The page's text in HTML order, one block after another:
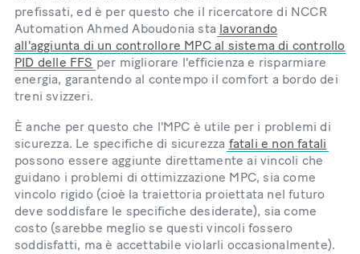
prefissati, ed è per questo che il ricercatore di NCCR
Automation Ahmed Aboudonia sta lavorando
all'aggiunta di un controllore MPC al sistema di controllo
PID delle FFS per migliorare l'efficienza e risparmiare
energia, garantendo al contempo il comfort a bordo dei
treni svizzeri.
È anche per questo che l'MPC è utile per i problemi di
sicurezza. Le specifiche di sicurezza fatali e non fatali
possono essere aggiunte direttamente ai vincoli che
guidano i problemi di ottimizzazione MPC, sia come
vincolo rigido (cioè la traiettoria proiettata nel futuro
deve soddisfare le specifiche desiderate), sia come
costo (sarebbe meglio se questi vincoli fossero
soddisfatti, ma è accettabile violarli occasionalmente).